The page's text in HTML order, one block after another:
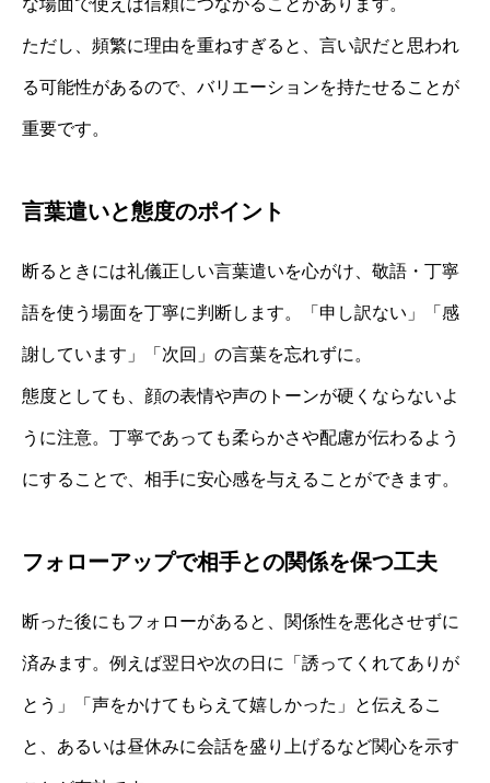
な場面で使えば信頼につながることがあります。
ただし、頻繁に理由を重ねすぎると、言い訳だと思われ
る可能性があるので、バリエーションを持たせることが
重要です。
言葉遣いと態度のポイント
断るときには礼儀正しい言葉遣いを心がけ、敬語・丁寧
語を使う場面を丁寧に判断します。「申し訳ない」「感
謝しています」「次回」の言葉を忘れずに。
態度としても、顔の表情や声のトーンが硬くならないよ
うに注意。丁寧であっても柔らかさや配慮が伝わるよう
にすることで、相手に安心感を与えることができます。
フォローアップで相手との関係を保つ工夫
断った後にもフォローがあると、関係性を悪化させずに
済みます。例えば翌日や次の日に「誘ってくれてありが
とう」「声をかけてもらえて嬉しかった」と伝えるこ
と、あるいは昼休みに会話を盛り上げるなど関心を示す